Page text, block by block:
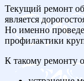
Текущий ремонт
является
Но именно
профилактики
К такому ремонту